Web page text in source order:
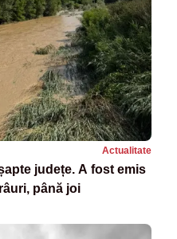
Actualitate
județe. A fost emis
până joi